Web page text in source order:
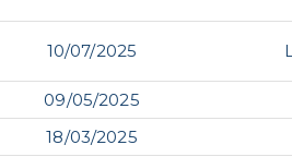
10/07/2025
09/05/2025
18/03/2025